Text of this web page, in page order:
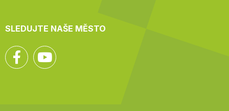
SLEDUJTE NAŠE MĚSTO
Facebook